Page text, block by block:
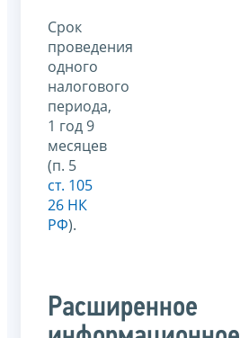
Срок
проведения
одного
налогового
периода,
1 год 9
месяцев
(п. 5
ст. 105
26 НК
РФ).
Расширенное